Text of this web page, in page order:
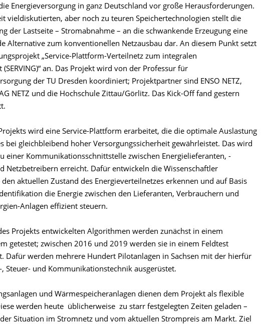
Energieversorgung in ganz Deutschland vor große Herausforderungen.
vieldiskutierten, aber noch zu teuren Speichertechnologien stellt die
der Lastseite – Stromabnahme – an die schwankende Erzeugung eine
Alternative zum konventionellen Netzausbau dar. An diesem Punkt setzt
„Service-Plattform-Verteilnetz zum integralen
(SERVING)“ an. Das Projekt wird von der Professur für
der TU Dresden koordiniert; Projektpartner sind ENSO NETZ,
NETZ und die Hochschule Zittau/Görlitz. Das Kick-Off fand gestern
wird eine Service-Plattform erarbeitet, die die optimale Auslastung
bei gleichbleibend hoher Versorgungssicherheit gewährleistet. Das wird
einer Kommunikationsschnittstelle zwischen Energielieferanten, -
Netzbetreibern erreicht. Dafür entwickeln die Wissenschaftler
aktuellen Zustand des Energieverteilnetzes erkennen und auf Basis
die Energie zwischen den Lieferanten, Verbrauchern und
Anlagen effizient steuern.
Projekts entwickelten Algorithmen werden zunächst in einem
getestet; zwischen 2016 und 2019 werden sie in einem Feldtest
Dafür werden mehrere Hundert Pilotanlagen in Sachsen mit der hierfür
Steuer- und Kommunikationstechnik ausgerüstet.
und Wärmespeicheranlagen dienen dem Projekt als flexible
werden heute üblicherweise zu starr festgelegten Zeiten geladen –
Situation im Stromnetz und vom aktuellen Strompreis am Markt. Ziel